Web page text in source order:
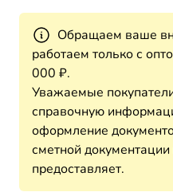
Обращаем ваше
работаем только с
000 ₽.
Уважаемые
справочную
оформление
сметной
предоставляет.